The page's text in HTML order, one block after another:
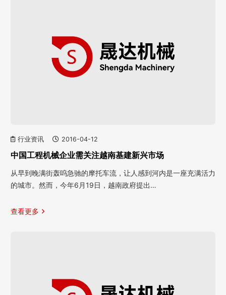
行业资讯 2016-04-12
中国工程机械企业需关注越南基建新兴市场
从早到晚满街轰呜急驰的摩托车流，让人感到河内是一座充满活力
的城市。然而，今年6月19日，越南政府提出…
查看更多